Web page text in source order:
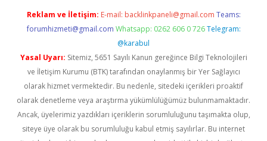
Reklam ve İletişim: E-mail: backlinkpaneli@gmail.com Teams:
forumhizmeti@gmail.com Whatsapp: 0262 606 0 726 Telegram:
@karabul
Yasal Uyarı: Sitemiz, 5651 Sayılı Kanun gereğince Bilgi Teknolojileri
ve İletişim Kurumu (BTK) tarafından onaylanmış bir Yer Sağlayıcı
olarak hizmet vermektedir. Bu nedenle, sitedeki içerikleri proaktif
olarak denetleme veya araştırma yükümlülüğümüz bulunmamaktadır.
Ancak, üyelerimiz yazdıkları içeriklerin sorumluluğunu taşımakta olup,
siteye üye olarak bu sorumluluğu kabul etmiş sayılırlar. Bu internet